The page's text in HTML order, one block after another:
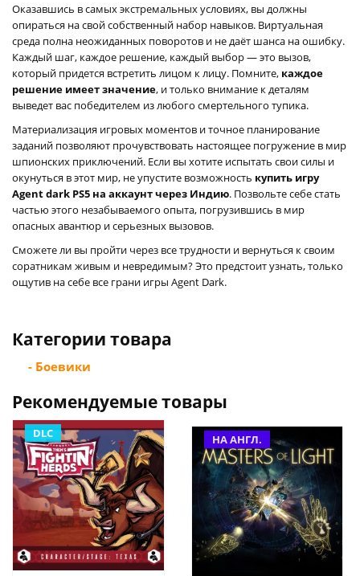
Оказавшись в самых экстремальных условиях, вы должны
опираться на свой собственный набор навыков. Виртуальная
среда полна неожиданных поворотов и не даёт шанса на ошибку.
Каждый шаг, каждое решение, каждый выбор — это вызов,
который придется встретить лицом к лицу. Помните, каждое
решение имеет значение, и только внимание к деталям
выведет вас победителем из любого смертельного тупика.
Материализация игровых моментов и точное планирование
заданий позволяют прочувствовать настоящее погружение в мир
шпионских приключений. Если вы хотите испытать свои силы и
окунуться в этот мир, не упустите возможность купить игру
Agent dark PS5 на аккаунт через Индию. Позвольте себе стать
частью этого незабываемого опыта, погрузившись в мир
опасных авантюр и серьезных вызовов.
Сможете ли вы пройти через все трудности и вернуться к своим
соратникам живым и невредимым? Это предстоит узнать, только
ощутив на себе все грани игры Agent Dark.
Категории товара
- Боевики
Рекомендуемые товары
DLC НА АНГЛ.